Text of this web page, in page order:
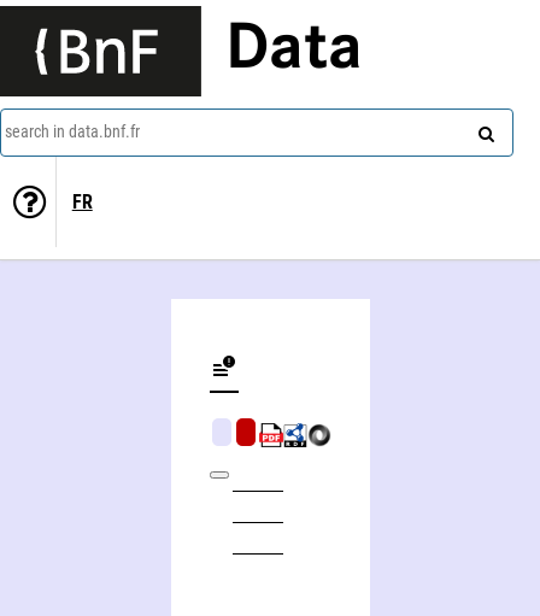
Data
search in data.bnf.fr
FR